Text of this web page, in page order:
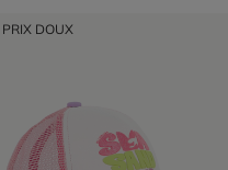
PRIX DOUX